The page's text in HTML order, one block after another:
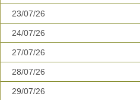
23/07/26
24/07/26
27/07/26
28/07/26
29/07/26